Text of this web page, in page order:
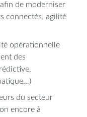
de moderniser
connectés, agilité
opérationnelle
des
du secteur
encore à